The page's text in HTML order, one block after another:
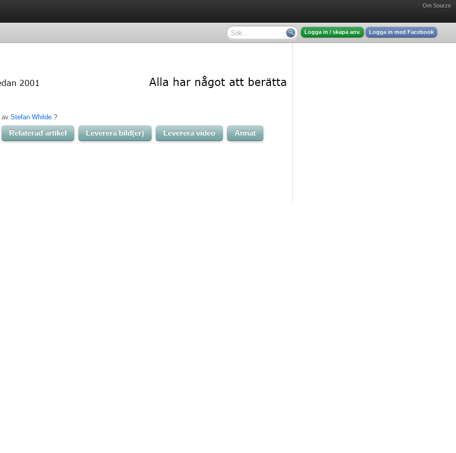
Om Sourze
Logga in / skapa anv. Logga in med Facebook
av Stefan Whilde ?
Relaterad artikel Leverera bild(er) Leverera video Annat